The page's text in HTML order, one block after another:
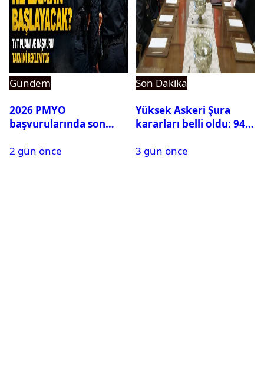
Gündem
2026 PMYO
başvurularında son
2 gün önce
Son Dakika
Yüksek Askeri Şura
kararları belli oldu: 94
3 gün önce